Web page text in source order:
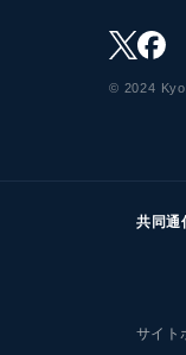
© 2024
共同通
サイト